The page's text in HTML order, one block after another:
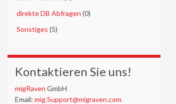
direkte DB Abfragen (0)
Sonstiges (5)
Kontaktieren Sie uns!
migRaven GmbH
Email: mig.Support@migraven.com